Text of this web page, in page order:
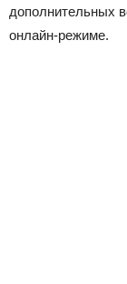
дополнительных
онлайн-режиме.